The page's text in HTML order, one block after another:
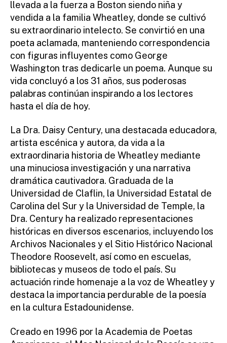
llevada a la fuerza a Boston siendo niña y
vendida a la familia Wheatley, donde se cultivó
su extraordinario intelecto. Se convirtió en una
poeta aclamada, manteniendo correspondencia
con figuras influyentes como George
Washington tras dedicarle un poema. Aunque su
vida concluyó a los 31 años, sus poderosas
palabras continúan inspirando a los lectores
hasta el día de hoy.
La Dra. Daisy Century, una destacada educadora,
artista escénica y autora, da vida a la
extraordinaria historia de Wheatley mediante
una minuciosa investigación y una narrativa
dramática cautivadora. Graduada de la
Universidad de Claflin, la Universidad Estatal de
Carolina del Sur y la Universidad de Temple, la
Dra. Century ha realizado representaciones
históricas en diversos escenarios, incluyendo los
Archivos Nacionales y el Sitio Histórico Nacional
Theodore Roosevelt, así como en escuelas,
bibliotecas y museos de todo el país. Su
actuación rinde homenaje a la voz de Wheatley y
destaca la importancia perdurable de la poesía
en la cultura Estadounidense.
Creado en 1996 por la Academia de Poetas